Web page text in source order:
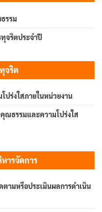
รรม
ทุจริตประจำปี
จริต
ปร่งใสภายในหน่วยงาน
ณธรรมและความโปร่งใส
ารจัดการ
ตามหรือประเมินผลการดำเนิน